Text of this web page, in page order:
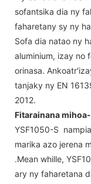
sofantsika dia ny
faharetany sy ny
Sofa dia natao ny
aluminium, izay no
orinasa.
tanjaky ny EN
2012.
Fitarainana
YSF1050-S
marika azo jerena
.Mean whille,
ary ny faharetana